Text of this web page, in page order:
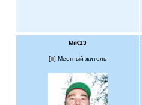
MiK13
[ ] Местный житель